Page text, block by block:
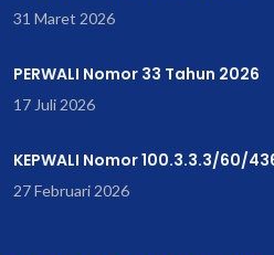
31 Maret 2026
PERWALI Nomor 33 Tahun 2026
17 Juli 2026
KEPWALI Nomor 100.3.3.3/60/
27 Februari 2026